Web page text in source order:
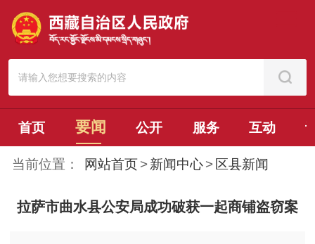
首页 要闻 公开 服务 互动
当前位置： 网站首页 > 新闻中心 > 区县新闻
拉萨市曲水县公安局成功破获一起商铺盗窃案